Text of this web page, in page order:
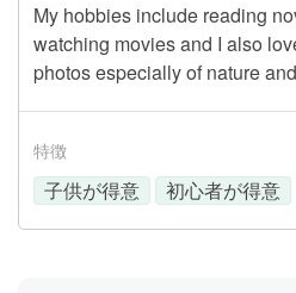
My hobbies include reading
watching movies and I also
photos especially of nature
特徴
子供が得意 初心者が得意